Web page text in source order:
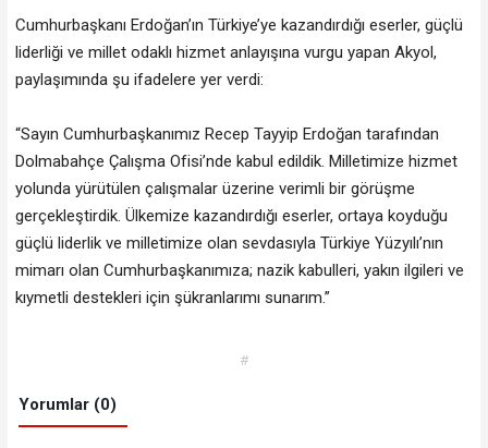
Cumhurbaşkanı Erdoğan’ın Türkiye’ye kazandırdığı eserler, güçlü
liderliği ve millet odaklı hizmet anlayışına vurgu yapan Akyol,
paylaşımında şu ifadelere yer verdi:
“Sayın Cumhurbaşkanımız Recep Tayyip Erdoğan tarafından
Dolmabahçe Çalışma Ofisi’nde kabul edildik. Milletimize hizmet
yolunda yürütülen çalışmalar üzerine verimli bir görüşme
gerçekleştirdik. Ülkemize kazandırdığı eserler, ortaya koyduğu
güçlü liderlik ve milletimize olan sevdasıyla Türkiye Yüzyılı’nın
mimarı olan Cumhurbaşkanımıza; nazik kabulleri, yakın ilgileri ve
kıymetli destekleri için şükranlarımı sunarım.”
#
Yorumlar (0)